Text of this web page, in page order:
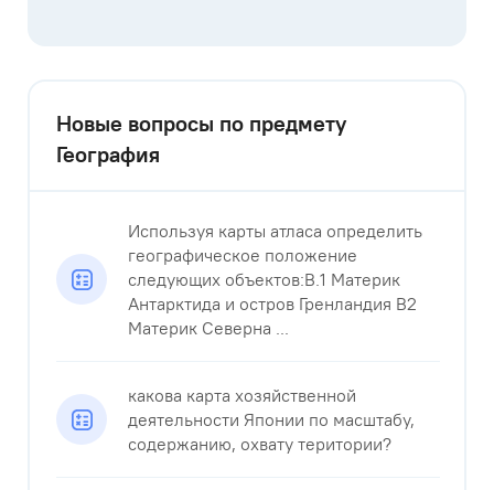
Новые вопросы по предмету
География
Используя карты атласа определить
географическое положение
следующих объектов:В.1 Материк
Антарктида и остров Гренландия В2
Материк Северна ...
какова карта хозяйственной
деятельности Японии по масштабу,
содержанию, охвату територии?